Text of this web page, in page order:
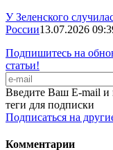
У Зеленского
России13.07.2026
Подпишитесь на
статьи!
Введите Ваш E-mail и
теги для подписки
Подписаться на
Комментарии